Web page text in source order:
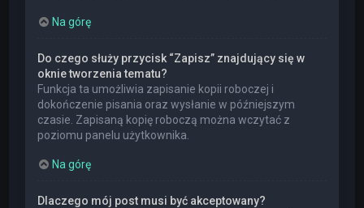
Na górę
Do czego służy przycisk “Zapisz” znajdujący się w
oknie tworzenia tematu?
Funkcja ta umożliwia zapisanie kopii roboczej i
dokończenie pisania oraz wysłanie w późniejszym
czasie. Zapisaną kopię roboczą można wczytać z
poziomu panelu użytkownika.
Na górę
Dlaczego mój post musi być akceptowany?